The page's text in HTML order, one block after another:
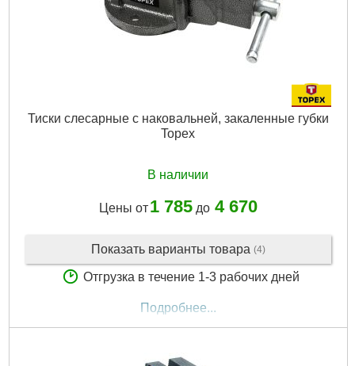
Тиски слесарные с наковальней, закаленные губки
Topex
В наличии
Цены от 1 785до 4 670
Показать варианты товара (4)
Отгрузка в течение 1-3 рабочих дней
Подробнее...